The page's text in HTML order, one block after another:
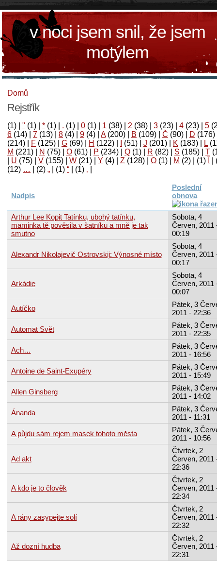
v noci jsem snil, že jsem
motýlem
Domů
Rejstřík
(1) " (1) * (1) . (1) 0 (1) 1 (38) 2 (38) 3 (23) 4 (23) 5
6 (14) 7 (13) 8 (4) 9 (4) A(200) B (109) Č (90) D (176)
(214)
F (125) G (69) H (122) (51) J (201) K (183) L
M (221) N (75) O (61) P (234) Q (1) R (82) S (185) T
U (75) V (155) W (21) Y (4) Z (128) Ο (1) М (2)
(1)
‚
(1)
“
(1)
„
(2)
…
(12)
Nadpis
Poslední
obnova
Arthur Lee Kopit Tatínku, ubohý tatínku,
maminka tě pověsila v šatníku a mně je tak
smutno
Sobota, 4
Červen, 2011
00:19
Alexandr Nikolajevič Ostrovskij: Výnosné místo
Sobota, 4
Červen, 2011
00:17
Arkádie
Sobota, 4
Červen, 2011
00:07
Autíčko
Pátek, 3
2011 - 22:36
Automat Svět
Pátek, 3
2011 - 22:35
Ach…
Pátek, 3
2011 - 16:56
Antoine de Saint-Exupéry
Pátek, 3
2011 - 15:49
Allen Ginsberg
Pátek, 3
2011 - 14:02
Ánanda
Pátek, 3
2011 - 11:31
A půjdu sám rejem masek tohoto města
Pátek, 3
2011 - 10:56
Ad akt
Čtvrtek, 2
Červen, 2011
22:36
A kdo je to člověk
Čtvrtek, 2
Červen, 2011
22:34
A rány zasypejte solí
Čtvrtek, 2
Červen, 2011
22:32
Až dozní hudba
Čtvrtek, 2
Červen, 2011
22:31